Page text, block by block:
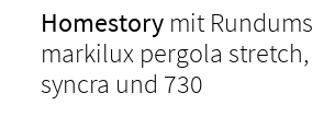
Homestory mit
markilux pergola
syncra und 730